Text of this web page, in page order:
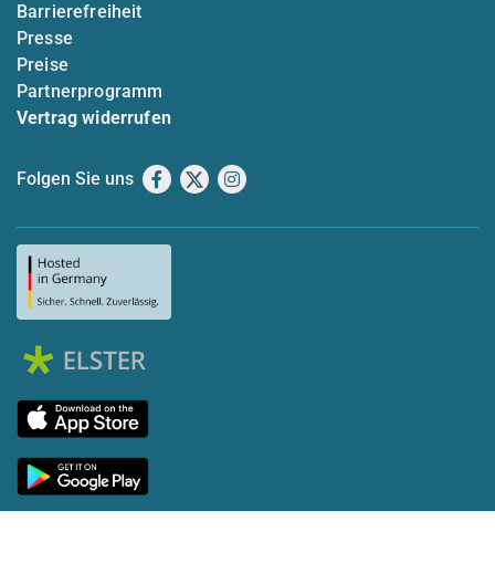
Barrierefreiheit
Presse
Preise
Partnerprogramm
Vertrag widerrufen
Folgen Sie uns Facebook
X Instagram